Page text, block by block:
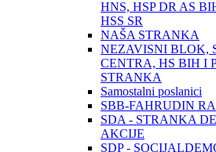
HNS, HSP DR AS
HSS SR
NAŠA STRANKA
NEZAVISNI BLOK,
CENTRA, HS BIH I
STRANKA
Samostalni poslanici
SBB-FAHRUDIN
SDA - STRANKA
AKCIJE
SDP -